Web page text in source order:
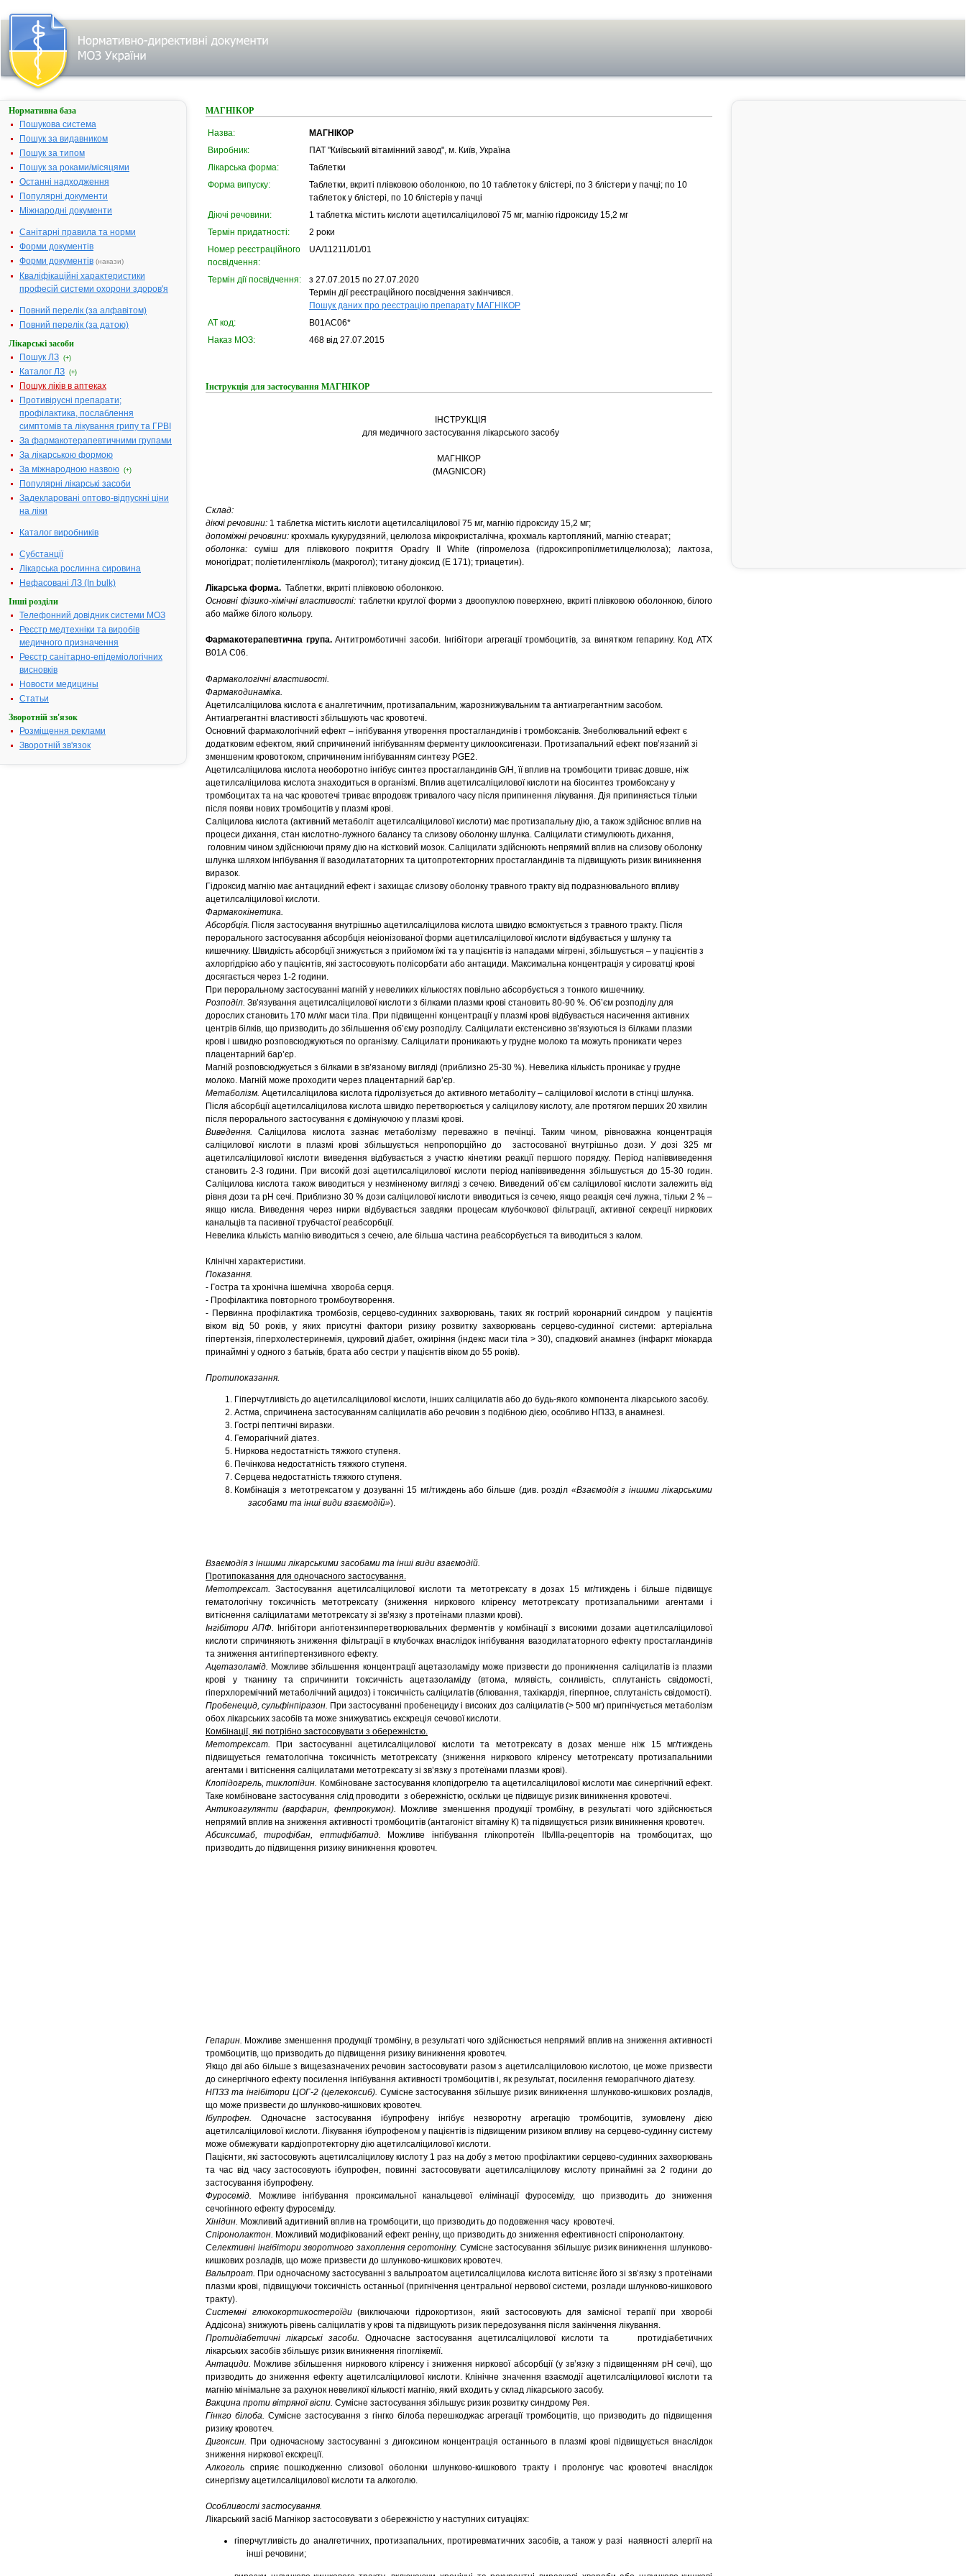
Нормативна база
Пошукова система
Пошук за видавником
Пошук за типом
Пошук за роками/місяцями
Останні надходження
Популярні документи
Міжнародні документи
Санітарні правила та норми
Форми документів
Форми документів (накази)
Кваліфікаційні характеристики
професій системи охорони здоров'я
Повний перелік (за алфавітом)
Повний перелік (за датою)
Лікарські засоби
Пошук ЛЗ (+)
Каталог ЛЗ (+)
Пошук ліків в аптеках
Противірусні препарати;
профілактика, послаблення
симптомів та лікування грипу та ГРВІ
За фармакотерапевтичними групами
За лікарською формою
За міжнародною назвою (+)
Популярні лікарські засоби
Задекларовані оптово-відпускні ціни
на ліки
Каталог виробників
Субстанції
Лікарська рослинна сировина
Нефасовані ЛЗ (In bulk)
Інші розділи
Телефонний довідник системи МОЗ
Реєстр медтехніки та виробів
медичного призначення
Реєстр санітарно-епідеміологічних
висновків
Новости медицины
Статьи
Зворотній зв'язок
Розміщення реклами
Зворотній зв'язок
МАГНІКОР
Назва:
МАГНІКОР
Виробник:
ПАТ "Київський вітамінний завод", м. Київ, Україна
Лікарська форма:
Таблетки
Форма випуску:
Таблетки, вкриті плівковою оболонкою, по 10 таблеток у блістері, по 3 блістери у пачці; по 10
таблеток у блістері, по 10 блістерів у пачці
Діючі речовини:
1 таблетка містить кислоти ацетилсаліцилової 75 мг, магнію гідроксиду 15,2 мг
Термін придатності:
2 роки
Номер реєстраційного
посвідчення:
UA/11211/01/01
Термін дії посвідчення:
з 27.07.2015 по 27.07.2020
Термін дії реєстраційного посвідчення закінчився.
Пошук даних про реєстрацію препарату МАГНІКОР
АТ код:
B01AC06*
Наказ МОЗ:
468 від 27.07.2015
Інструкція для застосування МАГНІКОР
ІНСТРУКЦІЯ
для медичного застосування лікарського засобу
МАГНІКОР
(MAGNICOR)
Склад:
діючі речовини: 1 таблетка містить кислоти ацетилсаліцилової 75 мг, магнію гідроксиду 15,2 мг;
допоміжні речовини: крохмаль кукурудзяний, целюлоза мікрокристалічна, крохмаль картопляний, магнію стеарат;
оболонка: суміш для плівкового покриття Оpadry II White (гіпромелоза (гідроксипропілметилцелюлоза); лактоза,
моногідрат; поліетиленгліколь (макрогол); титану діоксид (Е 171); триацетин).
Лікарська форма. Таблетки, вкриті плівковою оболонкою.
Основні фізико-хімічні властивості: таблетки круглої форми з двоопуклою поверхнею, вкриті плівковою оболонкою, білого
або майже білого кольору.
Фармакотерапевтична група.Антитромботичні засоби. Інгібітори агрегації тромбоцитів, за винятком гепарину. Код АТX
В01А С06.
Фармакологічні властивості.
Фармакодинаміка.
Ацетилсаліцилова кислота є аналгетичним, протизапальним, жарознижувальним та антиагрегантним засобом.
Антиагрегантні властивості збільшують час кровотечі.
Основний фармакологічний ефект – інгібування утворення простагландинів і тромбоксанів. Знеболювальний ефект є
додатковим ефектом, який спричинений інгібуванням ферменту циклооксигенази. Протизапальний ефект пов’язаний зі
зменшеним кровотоком, спричиненим інгібуванням синтезу PGE2.
Ацетилсаліцилова кислота необоротно інгібує синтез простагландинів G/H, її вплив на тромбоцити триває довше, ніж
ацетилсаліцилова кислота знаходиться в організмі. Вплив ацетилсаліцилової кислоти на біосинтез тромбоксану у
тромбоцитах та на час кровотечі триває впродовж тривалого часу після припинення лікування. Дія припиняється тільки
після появи нових тромбоцитів у плазмі крові.
Саліцилова кислота (активний метаболіт ацетилсаліцилової кислоти) має протизапальну дію, а також здійснює вплив на
процеси дихання, стан кислотно-лужного балансу та слизову оболонку шлунка. Саліцилати стимулюють дихання,
головним чином здійснюючи пряму дію на кістковий мозок. Саліцилати здійснюють непрямий вплив на слизову оболонку
шлунка шляхом інгібування її вазодилататорних та цитопротекторних простагландинів та підвищують ризик виникнення
виразок.
Гідроксид магнію має антацидний ефект і захищає слизову оболонку травного тракту від подразнювального впливу
ацетилсаліцилової кислоти.
Фармакокінетика.
Абсорбція. Після застосування внутрішньо ацетилсаліцилова кислота швидко всмоктується з травного тракту. Після
перорального застосування абсорбція неіонізованої форми ацетилсаліцилової кислоти відбувається у шлунку та
кишечнику. Швидкість абсорбції знижується з прийомом їжі та у пацієнтів із нападами мігрені, збільшується – у пацієнтів з
ахлоргідрією або у пацієнтів, які застосовують полісорбати або антациди. Максимальна концентрація у сироватці крові
досягається через 1-2 години.
При пероральному застосуванні магній у невеликих кількостях повільно абсорбується з тонкого кишечнику.
Розподіл. Зв’язування ацетилсаліцилової кислоти з білками плазми крові становить 80-90 %. Об’єм розподілу для
дорослих становить 170 мл/кг маси тіла. При підвищенні концентрації у плазмі крові відбувається насичення активних
центрів білків, що призводить до збільшення об’єму розподілу. Саліцилати екстенсивно зв’язуються із білками плазми
крові і швидко розповсюджуються по організму. Саліцилати проникають у грудне молоко та можуть проникати через
плацентарний бар’єр.
Магній розповсюджується з білками в зв’язаному вигляді (приблизно 25-30 %). Невелика кількість проникає у грудне
молоко. Магній може проходити через плацентарний бар’єр.
Метаболізм. Ацетилсаліцилова кислота гідролізується до активного метаболіту – саліцилової кислоти в стінці шлунка.
Після абсорбції ацетилсаліцилова кислота швидко перетворюється у саліцилову кислоту, але протягом перших 20 хвилин
після перорального застосування є домінуючою у плазмі крові.
Виведення.Саліцилова кислота зазнає метаболізму переважно в печінці. Таким чином, рівноважна концентрація
саліцилової кислоти в плазмі крові збільшується непропорційно до застосованої внутрішньо дози. У дозі 325 мг
ацетилсаліцилової кислоти виведення відбувається з участю кінетики реакції першого порядку. Період напіввиведення
становить 2-3 години. При високій дозі ацетилсаліцилової кислоти період напіввиведення збільшується до 15-30 годин.
Саліцилова кислота також виводиться у незміненому вигляді з сечею. Виведений об’єм саліцилової кислоти залежить від
рівня дози та рН сечі. Приблизно 30 % дози саліцилової кислоти виводиться із сечею, якщо реакція сечі лужна, тільки 2 % –
якщо кисла. Виведення через нирки відбувається завдяки процесам клубочкової фільтрації, активної секреції ниркових
канальців та пасивної трубчастої реабсорбції.
Невелика кількість магнію виводиться з сечею, але більша частина реабсорбується та виводиться з калом.
Клінічні характеристики.
Показання.
- Гостра та хронічна ішемічна хвороба серця.
- Профілактика повторного тромбоутворення.
- Первинна профілактика тромбозів, серцево-судинних захворювань, таких як гострий коронарний синдром у пацієнтів
віком від 50 років, у яких присутні фактори ризику розвитку захворювань серцево-судинної системи: артеріальна
гіпертензія, гіперхолестеринемія, цукровий діабет, ожиріння (індекс маси тіла > 30), спадковий анамнез (інфаркт міокарда
принаймні у одного з батьків, брата або сестри у пацієнтів віком до 55 років).
Протипоказання.
Гіперчутливість до ацетилсаліцилової кислоти, інших саліцилатів або до будь-якого компонента лікарського засобу.
Астма, спричинена застосуванням саліцилатів або речовин з подібною дією, особливо НПЗЗ, в анамнезі.
Гострі пептичні виразки.
Геморагічний діатез.
Ниркова недостатність тяжкого ступеня.
Печінкова недостатність тяжкого ступеня.
Серцева недостатність тяжкого ступеня.
Комбінація з метотрексатом у дозуванні 15 мг/тиждень або більше (див. розділ «Взаємодія з іншими лікарськими
засобами та інші види взаємодій»).
Взаємодія з іншими лікарськими засобами та інші види взаємодій.
Протипоказання для одночасного застосування.
Метотрексат. Застосування ацетилсаліцилової кислоти та метотрексату в дозах 15 мг/тиждень і більше підвищує
гематологічну токсичність метотрексату (зниження ниркового кліренсу метотрексату протизапальними агентами і
витіснення саліцилатами метотрексату зі зв’язку з протеїнами плазми крові).
Інгібітори АПФ.
Інгібітори ангіотензинперетворювальних ферментів у комбінації з високими дозами ацетилсаліцилової
кислоти спричиняють зниження фільтрації в клубочках внаслідок інгібування вазодилататорного ефекту простагландинів
та зниження антигіпертензивного ефекту.
Ацетазоламід. Можливе збільшення концентрації ацетазоламіду може призвести до проникнення саліцилатів із плазми
крові у тканину та спричинити токсичність ацетазоламіду (втома, млявість, сонливість, сплутаність свідомості,
гіперхлоремічний метаболічний ацидоз) і токсичність саліцилатів (блювання, тахікардія, гіперпное, сплутаність свідомості).
Пробенецид, сульфінпіразон. При застосуванні пробенециду і високих доз саліцилатів (> 500 мг) пригнічується метаболізм
обох лікарських засобів та може знижуватись екскреція сечової кислоти.
Комбінації, які потрібно застосовувати з обережністю.
Метотрексат. При застосуванні ацетилсаліцилової кислоти та метотрексату в дозах менше ніж 15 мг/тиждень
підвищується гематологічна токсичність метотрексату (зниження ниркового кліренсу метотрексату протизапальними
агентами і витіснення саліцилатами метотрексату зі зв’язку з протеїнами плазми крові).
Клопідогрель, тиклопідин. Комбіноване застосування клопідогрелю та ацетилсаліцилової кислоти має синергічний ефект.
Таке комбіноване застосування слід проводити з обережністю, оскільки це підвищує ризик виникнення кровотечі.
Антикоагулянти (варфарин, фенпрокумон).
Можливе зменшення продукції тромбіну, в результаті чого здійснюється
непрямий вплив на зниження активності тромбоцитів (антагоніст вітаміну К) та підвищується ризик виникнення кровотеч.
Абсиксимаб, тирофібан, ептифібатид.
Можливе інгібування глікопротеїн IIb/IIIa-рецепторів на тромбоцитах, що
призводить до підвищення ризику виникнення кровотеч.
Гепарин. Можливе зменшення продукції тромбіну, в результаті чого здійснюється непрямий вплив на зниження активності
тромбоцитів, що призводить до підвищення ризику виникнення кровотеч.
Якщо дві або більше з вищезазначених речовин застосовувати разом з ацетилсаліциловою кислотою, це може призвести
до синергічного ефекту посилення інгібування активності тромбоцитів і, як результат, посилення геморагічного діатезу.
НПЗЗ та інгібітори ЦОГ-2 (целекоксиб). Сумісне застосування збільшує ризик виникнення шлунково-кишкових розладів,
що може призвести до шлунково-кишкових кровотеч.
Ібупрофен. Одночасне застосування ібупрофену інгібує незворотну агрегацію тромбоцитів, зумовлену дією
ацетилсаліцилової кислоти. Лікування ібупрофеном у пацієнтів із підвищеним ризиком впливу на серцево-судинну систему
може обмежувати кардіопротекторну дію ацетилсаліцилової кислоти.
Пацієнти, які застосовують ацетилсаліцилову кислоту 1 раз на добу з метою профілактики серцево-судинних захворювань
та час від часу застосовують ібупрофен, повинні застосовувати ацетилсаліцилову кислоту принаймні за 2 години до
застосування ібупрофену.
Фуросемід.
Можливе інгібування проксимальної канальцевої елімінації фуросеміду, що призводить до
зниження
сечогінного ефекту фуросеміду.
Хінідин. Можливий адитивний вплив на тромбоцити, що призводить до подовження часу кровотечі.
Спіронолактон. Можливий модифікований ефект реніну, що призводить до зниження ефективності спіронолактону.
Селективні інгібітори зворотного захоплення серотоніну. Сумісне застосування збільшує ризик виникнення шлунково-
кишкових розладів, що може призвести до шлунково-кишкових кровотеч.
Вальпроат. При одночасному застосуванні з вальпроатом ацетилсаліцилова кислота витісняє його зі зв’язку з протеїнами
плазми крові, підвищуючи токсичність останньої (пригнічення центральної нервової системи, розлади шлунково-кишкового
тракту).
Системні глюкокортикостероїди(виключаючи гідрокортизон, який застосовують для замісної терапії при хворобі
Аддісона) знижують рівень саліцилатів у крові та підвищують ризик передозування після закінчення лікування.
Протидіабетичні лікарські засоби. Одночасне застосування ацетилсаліцилової кислоти та протидіабетичних
лікарських засобів збільшує ризик виникнення гіпоглікемії.
Антациди. Можливе збільшення ниркового кліренсу і зниження ниркової абсорбції (у зв’язку з підвищенням рН сечі), що
призводить до зниження ефекту ацетилсаліцилової кислоти. Клінічне значення взаємодії ацетилсаліцилової кислоти та
магнію мінімальне за рахунок невеликої кількості магнію, який входить у склад лікарського засобу.
Вакцина проти вітряної віспи. Сумісне застосування збільшує ризик розвитку синдрому Рея.
Гінкго білоба. Сумісне застосування з гінгко білоба перешкоджає агрегації тромбоцитів, що призводить до підвищення
ризику кровотеч.
Дигоксин. При одночасному застосуванні з дигоксином концентрація останнього в плазмі крові підвищується внаслідок
зниження ниркової екскреції.
Алкоголь сприяє пошкодженню слизової оболонки шлунково-кишкового тракту і пролонгує час кровотечі внаслідок
синергізму ацетилсаліцилової кислоти та алкоголю.
Особливості застосування.
Лікарський засіб Магнікор застосовувати з обережністю у наступних ситуаціях:
гіперчутливість до аналгетичних, протизапальних, протиревматичних засобів, а також у разі наявності алергії на
інші речовини;